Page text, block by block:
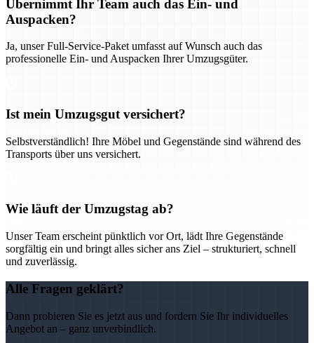
Übernimmt Ihr Team auch das Ein- und
Auspacken?
Ja, unser Full-Service-Paket umfasst auf Wunsch auch das
professionelle Ein- und Auspacken Ihrer Umzugsgüter.
Ist mein Umzugsgut versichert?
Selbstverständlich! Ihre Möbel und Gegenstände sind während des
Transports über uns versichert.
Wie läuft der Umzugstag ab?
Unser Team erscheint pünktlich vor Ort, lädt Ihre Gegenstände
sorgfältig ein und bringt alles sicher ans Ziel – strukturiert, schnell
und zuverlässig.
Alle Fragen geklärt?
Dann probieren Sie es jetzt aus und fordern Sie Ihr individuelles
Angebot an – ganz unverbindlich.